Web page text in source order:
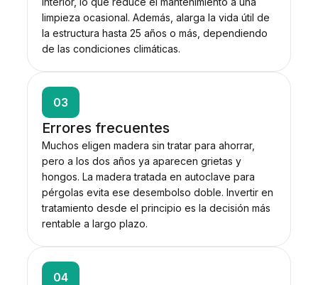
limpieza ocasional. Además, alarga la vida útil de
la estructura hasta 25 años o más, dependiendo
de las condiciones climáticas.
03
Errores frecuentes
Muchos eligen madera sin tratar para ahorrar,
pero a los dos años ya aparecen grietas y
hongos. La madera tratada en autoclave para
pérgolas evita ese desembolso doble. Invertir en
tratamiento desde el principio es la decisión más
rentable a largo plazo.
04